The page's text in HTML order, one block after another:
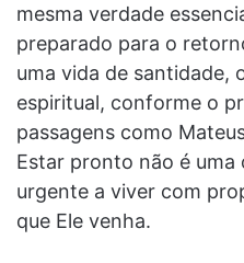
mesma verdade
preparado para o
uma vida de santidade,
espiritual, conforme o
passagens como
Estar pronto não é uma
urgente a viver com
que Ele venha.